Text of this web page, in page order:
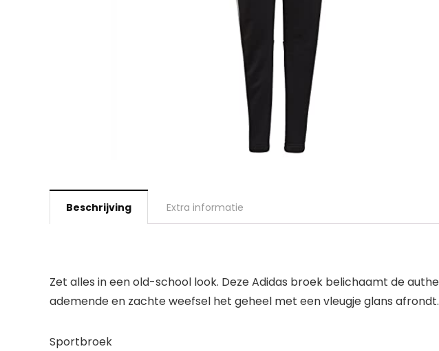
Beschrijving Extra informatie
Zet alles in een old-school look. Deze Adidas broek belichaamt de
ademende en zachte weefsel het geheel met een vleugje glans afrondt.
Sportbroek